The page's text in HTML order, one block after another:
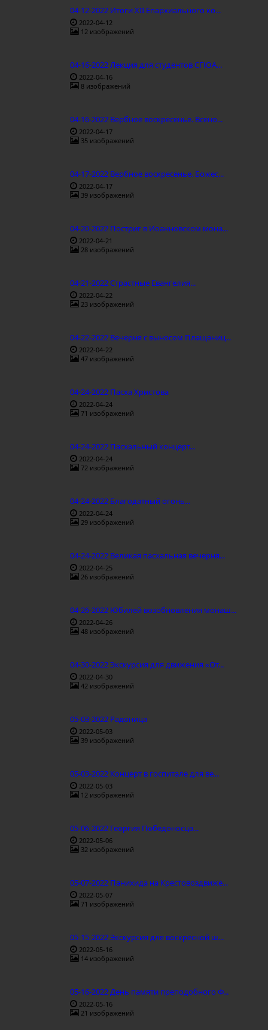
04-12-2022 Итоги XII Епархиального ко...
2022-04-12
12 изображений
04-16-2022 Лекция для студентов СГЮА...
2022-04-16
8 изображений
04-16-2022 Вербное воскресенье. Всено...
2022-04-17
35 изображений
04-17-2022 Вербное воскресенье. Божес...
2022-04-17
39 изображений
04-20-2022 Постриг в Иоанновском мона...
2022-04-21
28 изображений
04-21-2022 Страстные Евангелия...
2022-04-22
23 изображений
04-22-2022 Вечерня с выносом Плащаниц...
2022-04-22
47 изображений
04-24-2022 Пасха Христова
2022-04-24
71 изображений
04-24-2022 Пасхальный концерт...
2022-04-24
72 изображений
04-24-2022 Благодатный огонь...
2022-04-24
29 изображений
04-24-2022 Великая пасхальная вечерня...
2022-04-25
26 изображений
04-26-2022 Юбилей возобновления монаш...
2022-04-26
48 изображений
04-30-2022 Экскурсия для движения «От...
2022-04-30
42 изображений
05-03-2022 Радоница
2022-05-03
39 изображений
05-03-2022 Концерт в госпитале для ве...
2022-05-03
12 изображений
05-06-2022 Георгия Победоносца...
2022-05-06
32 изображений
05-07-2022 Панихида на Крестовоздвиже...
2022-05-07
71 изображений
05-15-2022 Экскурсия для воскресной ш...
2022-05-16
14 изображений
05-16-2022 День памяти преподобного Ф...
2022-05-16
21 изображений